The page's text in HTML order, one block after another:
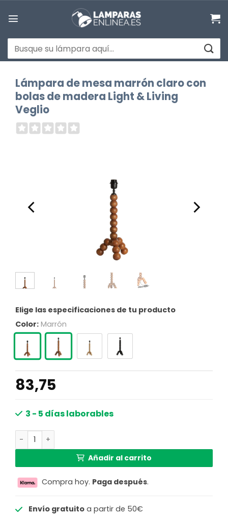
Buscar
por:
Lámpara de mesa marrón claro con
bolas de madera Light & Living
Veglio
Elige las especificaciones de tu producto
Color: Marrón
83,75
3 - 5 días laborables
Lámpara de mesa marrón claro con bolas de madera
Añadir al carrito
Compra hoy. Paga después.
Envío gratuitoa partir de 50€